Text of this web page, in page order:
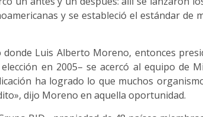
y se estableció el estándar de
donde Luis Alberto Moreno, entonces
en 2005– se acercó al equipo de
ha logrado lo que muchos
dijo Moreno en aquella oportunidad.